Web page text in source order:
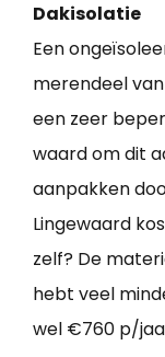
Dakisolatie
Een
merendeel
een zeer
waard om dit
aanpakken
Lingewaard
zelf? De
hebt veel
wel €760 p/